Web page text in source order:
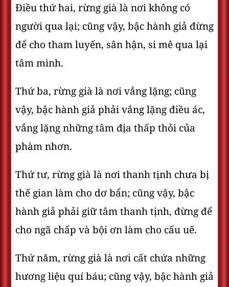
Điều thứ hai, rừng già là nơi không có
người qua lại; cũng vậy, bậc hành giả đừng
để cho tham luyến, sân hận, si mê qua lại
tâm mình.
Thứ ba, rừng già là nơi vắng lặng; cũng
vậy, bậc hành giả phải vắng lặng điều ác,
vắng lặng những tâm địa thấp thỏi của
phàm nhơn.
Thứ tư, rừng già là nơi thanh tịnh chưa bị
thế gian làm cho dơ bẩn; cũng vậy, bậc
hành giả phải giữ tâm thanh tịnh, đừng để
cho ngã chấp và bội ơn làm cho cấu uế.
Thứ năm, rừng già là nơi cất chứa những
hương liệu quí báu; cũng vậy, bậc hành giả